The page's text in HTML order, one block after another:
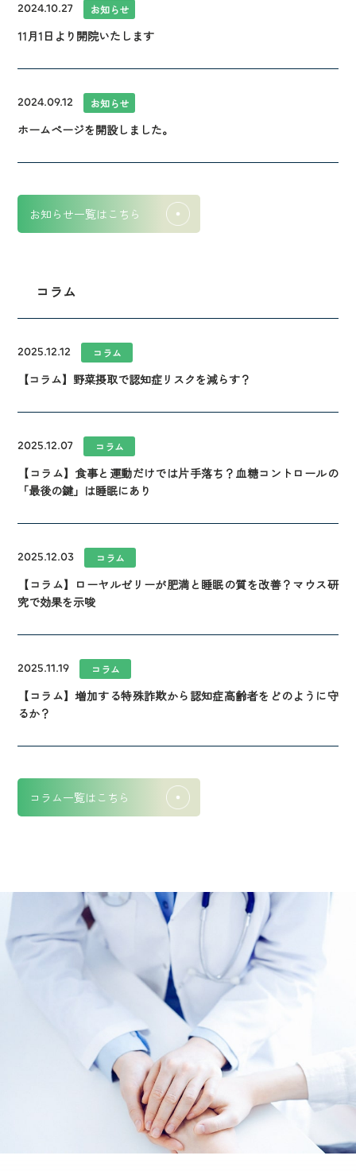
2024.10.27 お知らせ
11月1日より開院いたします
2024.09.12 お知らせ
ホームページを開設しました。
お知らせ一覧はこちら
コラム
2025.12.12 コラム
【コラム】野菜摂取で認知症リスクを減らす？
2025.12.07 コラム
【コラム】食事と運動だけでは片手落ち？血糖コントロールの
「最後の鍵」は睡眠にあり
2025.12.03 コラム
【コラム】ローヤルゼリーが肥満と睡眠の質を改善？マウス研
究で効果を示唆
2025.11.19 コラム
【コラム】増加する特殊詐欺から認知症高齢者をどのように守
るか？
コラム一覧はこちら